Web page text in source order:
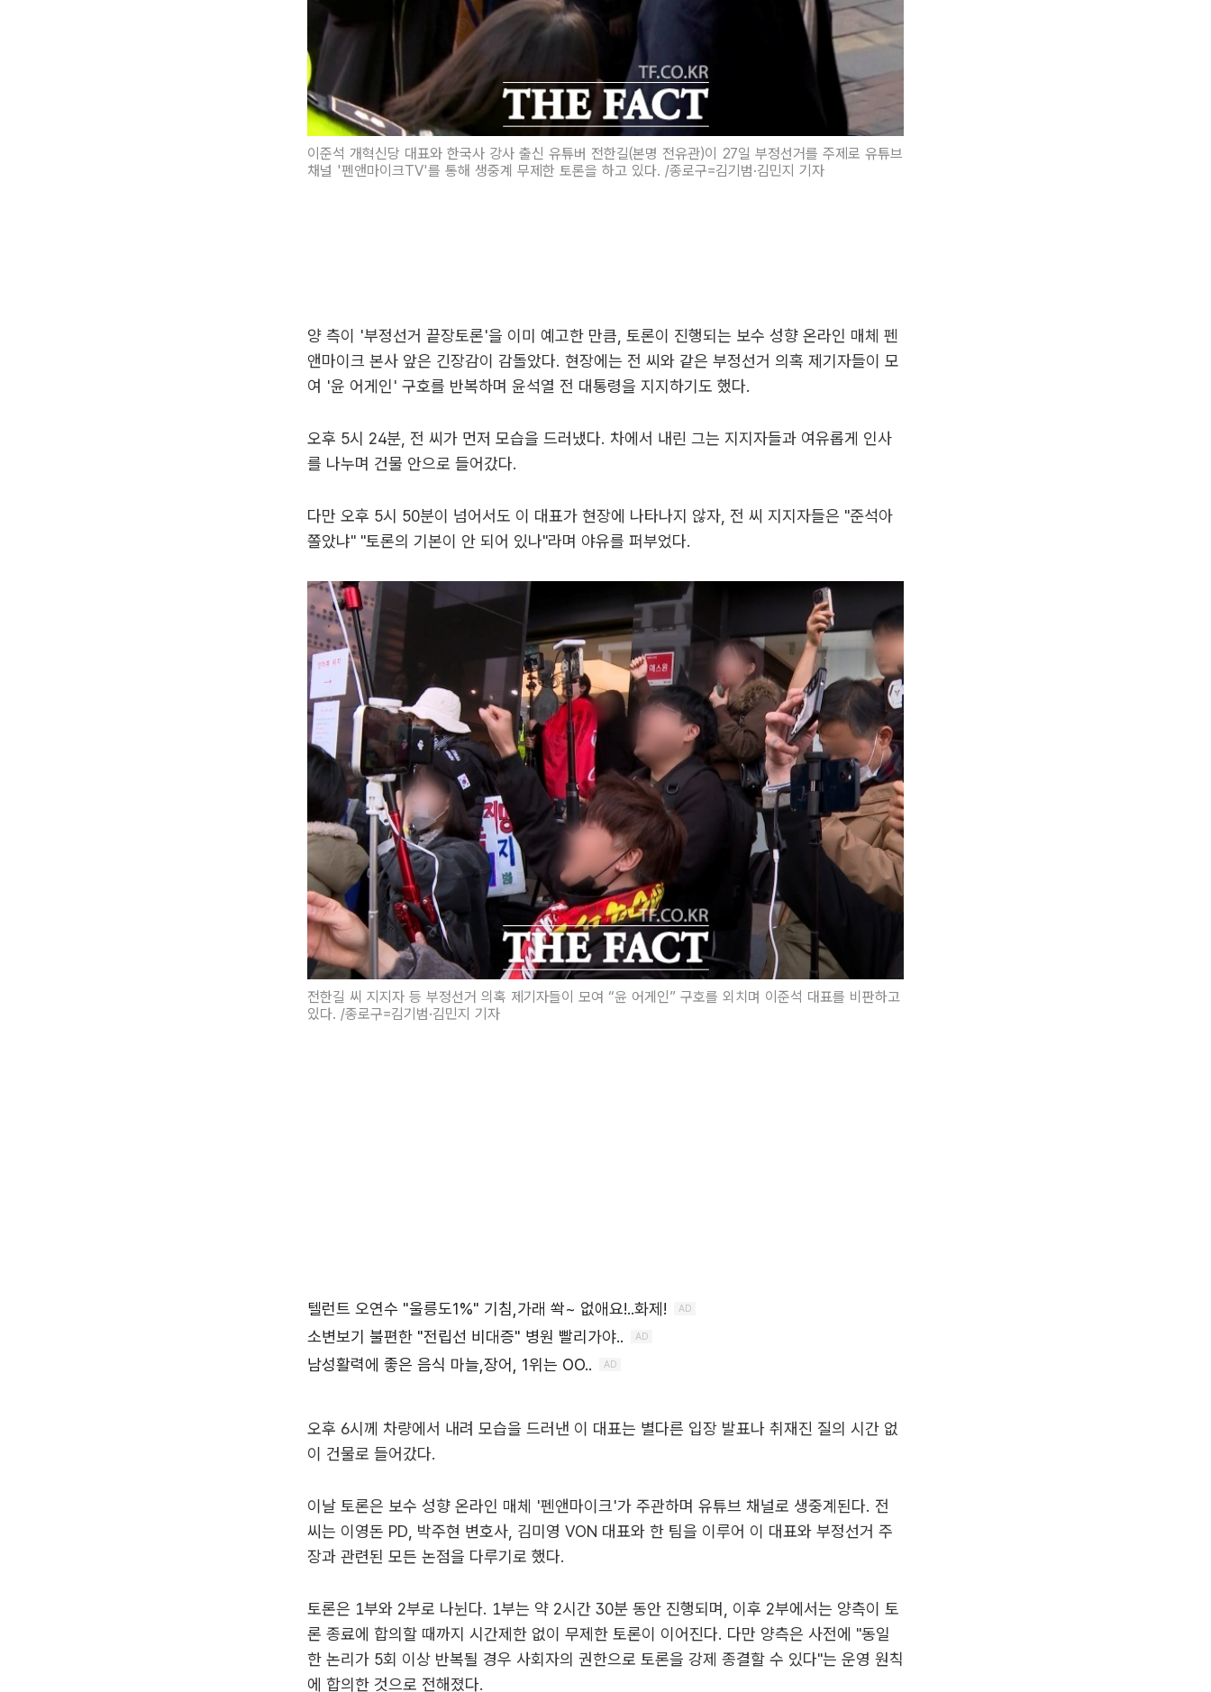
이준석 개혁신당 대표와 한국사 강사 출신 유튜버 전한길(본명 전유관)이 27일 부정선거를 주제로 유튜브
채널 '펜앤마이크TV'를 통해 생중계 무제한 토론을 하고 있다. /종로구=김기범·김민지 기자
양 측이 '부정선거 끝장토론'을 이미 예고한 만큼, 토론이 진행되는 보수 성향 온라인 매체 펜
앤마이크 본사 앞은 긴장감이 감돌았다. 현장에는 전 씨와 같은 부정선거 의혹 제기자들이 모
여 '윤 어게인' 구호를 반복하며 윤석열 전 대통령을 지지하기도 했다.
오후 5시 24분, 전 씨가 먼저 모습을 드러냈다. 차에서 내린 그는 지지자들과 여유롭게 인사
를 나누며 건물 안으로 들어갔다.
다만 오후 5시 50분이 넘어서도 이 대표가 현장에 나타나지 않자, 전 씨 지지자들은 "준석아
쫄았냐" "토론의 기본이 안 되어 있나"라며 야유를 퍼부었다.
전한길 씨 지지자 등 부정선거 의혹 제기자들이 모여 “윤 어게인” 구호를 외치며 이준석 대표를 비판하고
있다. /종로구=김기범·김민지 기자
오후 6시께 차량에서 내려 모습을 드러낸 이 대표는 별다른 입장 발표나 취재진 질의 시간 없
이 건물로 들어갔다.
이날 토론은 보수 성향 온라인 매체 '펜앤마이크'가 주관하며 유튜브 채널로 생중계된다. 전
씨는 이영돈 PD, 박주현 변호사, 김미영 VON 대표와 한 팀을 이루어 이 대표와 부정선거 주
장과 관련된 모든 논점을 다루기로 했다.
토론은 1부와 2부로 나뉜다. 1부는 약 2시간 30분 동안 진행되며, 이후 2부에서는 양측이 토
론 종료에 합의할 때까지 시간제한 없이 무제한 토론이 이어진다. 다만 양측은 사전에 "동일
한 논리가 5회 이상 반복될 경우 사회자의 권한으로 토론을 강제 종결할 수 있다"는 운영 원칙
에 합의한 것으로 전해졌다.